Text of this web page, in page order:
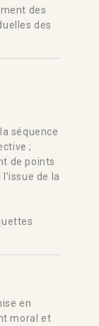
des
des
séquence
;
de points
de la
en
moral et